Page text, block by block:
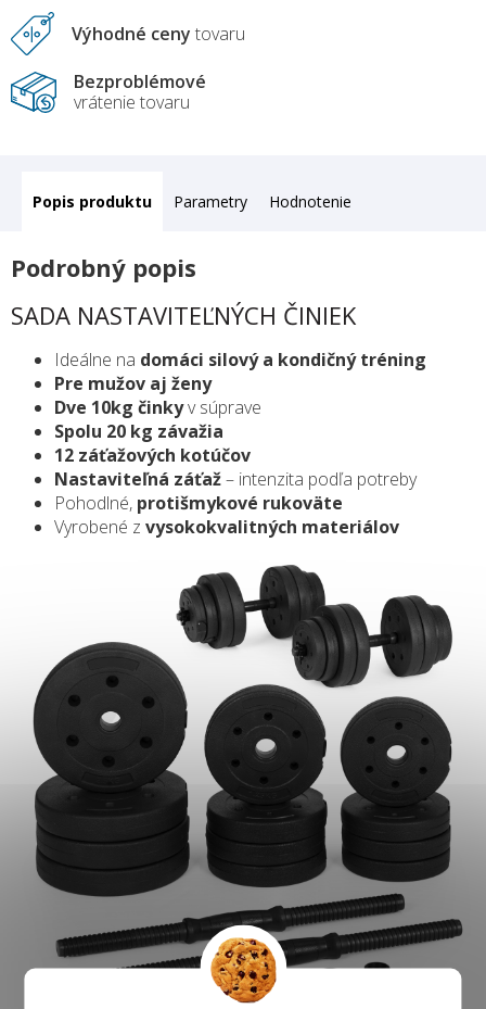
Výhodné ceny tovaru
Bezproblémové
vrátenie tovaru
Popis Parametry Hodnotenie
Podrobný popis
SADA NASTAVITEĽNÝCH ČINIEK
Ideálne na domáci silový a kondičný tréning
Pre mužov aj ženy
Dve 10kg činkyv súprave
Spolu 20 kg závažia
12 záťažových kotúčov
Nastaviteľná záťaž– intenzita podľa potreby
Pohodlné, protišmykové rukoväte
Vyrobené z vysokokvalitných materiálov